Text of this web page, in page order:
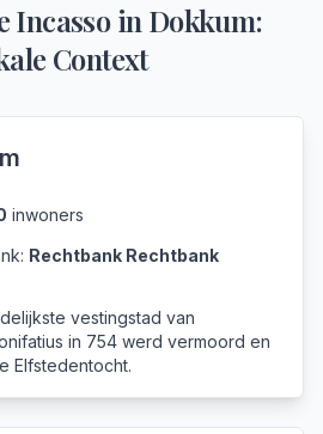
Incassoin Dokkum:
Context
inwoners
Rechtbank Rechtbank
vestingstad van
in 754 werd vermoord en
Elfstedentocht.